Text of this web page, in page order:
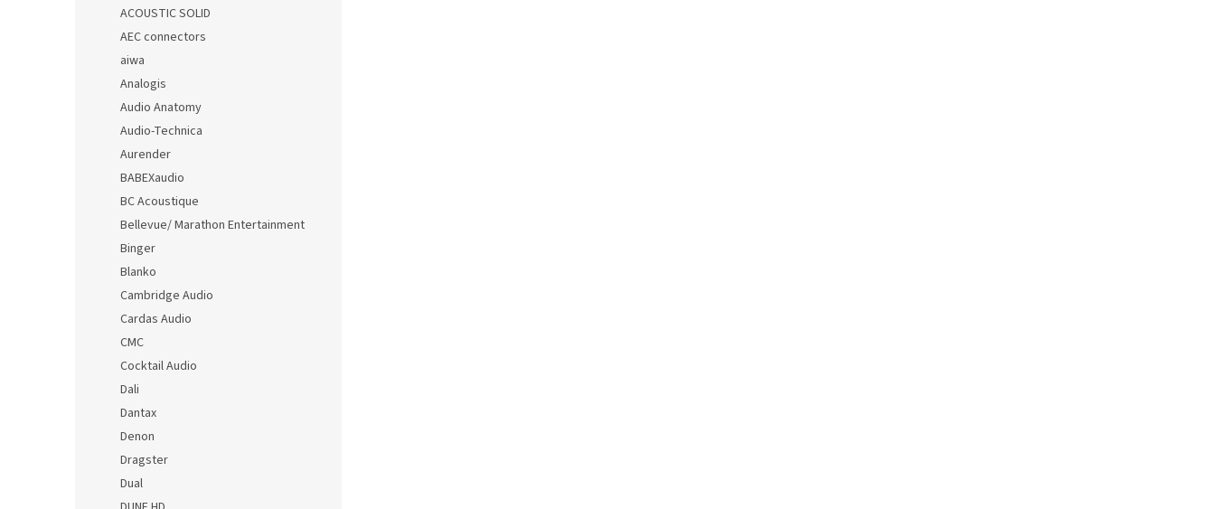
ACOUSTIC SOLID
AEC connectors
aiwa
Analogis
Audio Anatomy
Audio-Technica
Aurender
BABEXaudio
BC Acoustique
Bellevue/ Marathon Entertainment
Binger
Blanko
Cambridge Audio
Cardas Audio
CMC
Cocktail Audio
Dali
Dantax
Denon
Dragster
Dual